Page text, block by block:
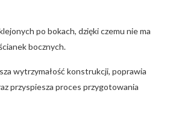
po bokach, dzięki czemu nie ma
bocznych.
wytrzymałość konstrukcji, poprawia
przyspiesza proces przygotowania